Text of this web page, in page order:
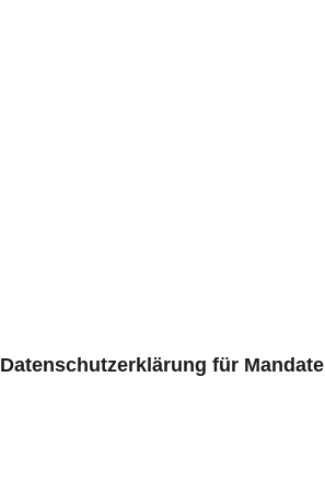
Datenschutzerklärung für Mandate